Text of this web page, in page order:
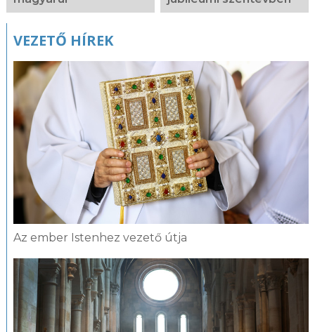
VEZETŐ HÍREK
Az ember Istenhez vezető útja